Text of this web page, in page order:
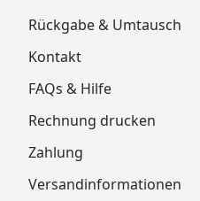
Rückgabe & Umtausch
Kontakt
FAQs & Hilfe
Rechnung drucken
Zahlung
Versandinformationen